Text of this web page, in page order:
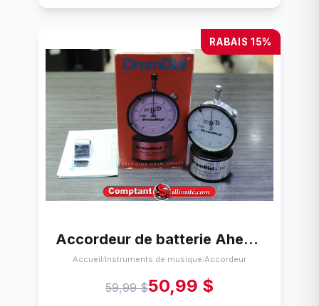
RABAIS 15%
Accordeur de batterie Ahead Drumdial
Accueil/Instruments de musique/Accordeur
59,99 $50,99 $